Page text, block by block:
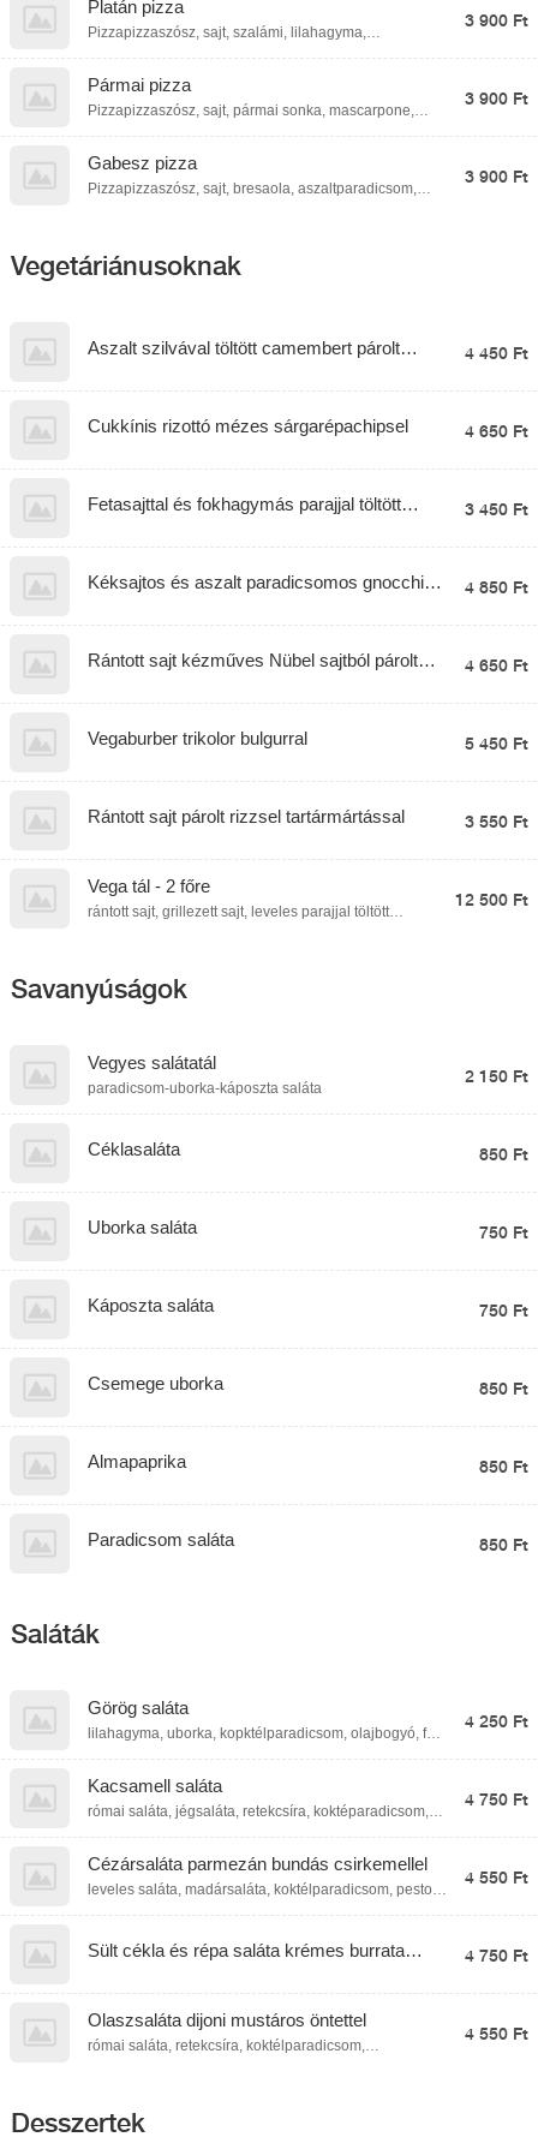
Platán pizza
Pizzapizzaszósz, sajt, szalámi, lilahagyma,
3 900 Ft
Pármai pizza
Pizzapizzaszósz, sajt, pármai sonka, mascarpone,
3 900 Ft
Gabesz pizza
Pizzapizzaszósz, sajt, bresaola, aszaltparadicsom,
3 900 Ft
Vegetáriánusoknak
Aszalt szilvával töltött camembert párolt
4 450 Ft
Cukkínis rizottó mézes sárgarépachipsel 4 650 Ft
Fetasajttal és fokhagymás parajjal töltött
rukkolasalátával
3 450 Ft
Kéksajtos és aszalt paradicsomos gnocchi
4 850 Ft
Rántott sajt kézműves Nübel sajtból párolt
4 650 Ft
Vegaburber trikolor bulgurral 5 450 Ft
Rántott sajt párolt rizzsel tartármártással 3 550 Ft
Vega tál - 2 főre
rántott sajt, grillezett sajt, leveles parajjal töltött
12 500 Ft
Savanyúságok
Vegyes salátatál
paradicsom-uborka-káposzta saláta
2 150 Ft
Céklasaláta 850 Ft
Uborka saláta 750 Ft
Káposzta saláta 750 Ft
Csemege uborka 850 Ft
Almapaprika 850 Ft
Paradicsom saláta 850 Ft
Saláták
Görög saláta
lilahagyma, uborka, kopktélparadicsom, olajbogyó, feta
4 250 Ft
Kacsamell saláta
római saláta, jégsaláta, retekcsíra, koktéparadicsom,
4 750 Ft
Cézársaláta parmezán bundás csirkemellel
leveles saláta, madársaláta, koktélparadicsom, pestos
csirkemell
4 550 Ft
Sült cékla és répa saláta krémes burrata
4 750 Ft
Olaszsaláta dijoni mustáros öntettel
római saláta, retekcsíra, koktélparadicsom,
4 550 Ft
Desszertek